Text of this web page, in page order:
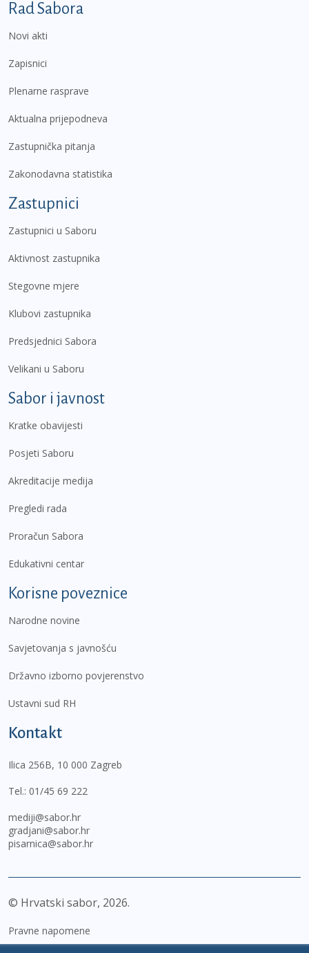
Podnožje prvi izbornik
Rad Sabora
Novi akti
Zapisnici
Plenarne rasprave
Aktualna prijepodneva
Zastupnička pitanja
Zakonodavna statistika
Zastupnici
Zastupnici u Saboru
Aktivnost zastupnika
Stegovne mjere
Klubovi zastupnika
Predsjednici Sabora
Velikani u Saboru
Sabor i javnost
Kratke obavijesti
Posjeti Saboru
Akreditacije medija
Pregledi rada
Proračun Sabora
Edukativni centar
Korisne poveznice
Narodne novine
Savjetovanja s javnošću
Državno izborno povjerenstvo
Ustavni sud RH
Kontakt
Ilica 256B, 10 000 Zagreb
Tel.: 01/45 69 222
mediji@sabor.hr
gradjani@sabor.hr
pisarnica@sabor.hr
© Hrvatski sabor, 2026
Pravne napomene